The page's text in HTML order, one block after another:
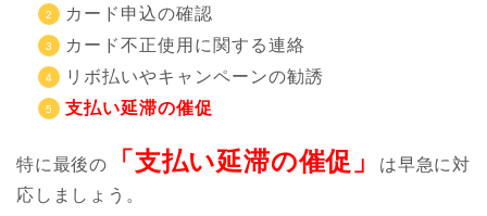
カード申込の確認
カード不正使用に関する連絡
リボ払いやキャンペーンの勧誘
支払い延滞の催促
特に最後の 「支払い延滞の催促」
は早急に対
応しましょう。